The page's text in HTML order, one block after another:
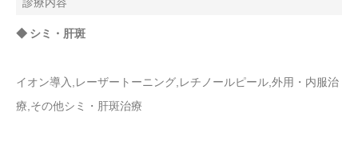
◆ シミ・肝斑
イオン導入,レーザートーニング,レチノールピール,外用・内服治
療,その他シミ・肝斑治療